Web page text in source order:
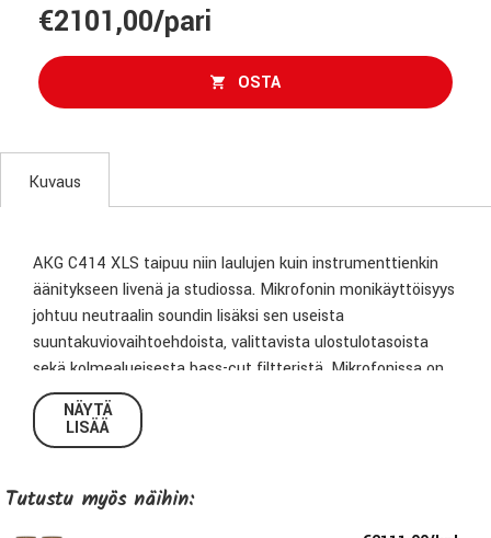
€2101,00/pari
OSTA
Kuvaus
AKG C414 XLS taipuu niin laulujen kuin instrumenttienkin
äänitykseen livenä ja studiossa. Mikrofonin monikäyttöisyys
johtuu neutraalin soundin lisäksi sen useista
suuntakuviovaihtoehdoista, valittavista ulostulotasoista
sekä kolmealueisesta bass-cut filtteristä. Mikrofonissa on
myös pienimmätkin piikit ilmaiseva led-valo.
2 kpl AKG C414 XLS-mikrofoneja
2 kpl tuulisuojia
NÄYTÄ
LISÄÄ
Tutustu myös näihin: